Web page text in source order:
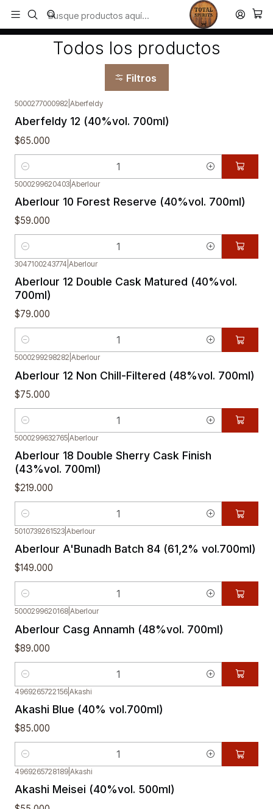
Todos los productos estan en stock. Despachamos a todo Chile.
Inicio Todos los productos
Todos los productos
Filtros
5000277000982 Aberfeldy
Aberfeldy 12 (40%vol. 700ml)
$65.000
Cantidad
5000299620403 Aberlour
Aberlour 10 Forest Reserve (40%vol. 700ml)
$59.000
Cantidad
3047100243774 Aberlour
Aberlour 12 Double Cask Matured (40%vol.
700ml)
$79.000
Cantidad
5000299298282 Aberlour
Aberlour 12 Non Chill-Filtered (48%vol. 700ml)
$75.000
Cantidad
5000299632765 Aberlour
Aberlour 18 Double Sherry Cask Finish
(43%vol. 700ml)
$219.000
Cantidad
5010739261523 Aberlour
Aberlour A'Bunadh Batch 84 (61,2% vol.700ml)
$149.000
Cantidad
5000299620168 Aberlour
Aberlour Casg Annamh (48%vol. 700ml)
$89.000
Cantidad
4969265722156 Akashi
Akashi Blue (40% vol.700ml)
$85.000
Cantidad
4969265728189 Akashi
Akashi Meisei (40%vol. 500ml)